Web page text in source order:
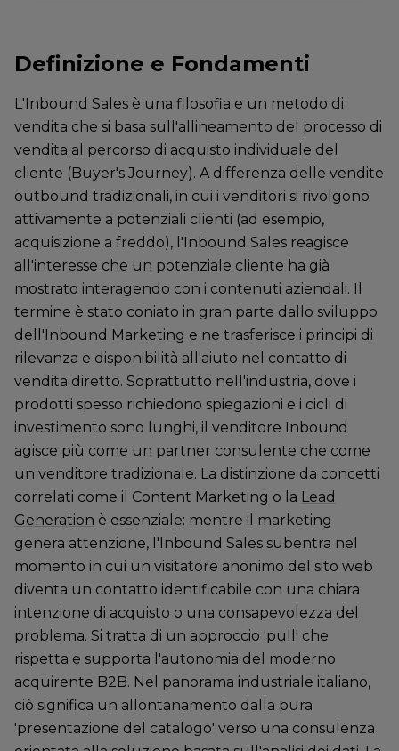
Definizione e Fondamenti
L'Inbound Sales è una filosofia e un metodo di
vendita che si basa sull'allineamento del processo di
vendita al percorso di acquisto individuale del
cliente (Buyer's Journey). A differenza delle vendite
outbound tradizionali, in cui i venditori si rivolgono
attivamente a potenziali clienti (ad esempio,
acquisizione a freddo), l'Inbound Sales reagisce
all'interesse che un potenziale cliente ha già
mostrato interagendo con i contenuti aziendali. Il
termine è stato coniato in gran parte dallo sviluppo
dell'Inbound Marketing e ne trasferisce i principi di
rilevanza e disponibilità all'aiuto nel contatto di
vendita diretto. Soprattutto nell'industria, dove i
prodotti spesso richiedono spiegazioni e i cicli di
investimento sono lunghi, il venditore Inbound
agisce più come un partner consulente che come
un venditore tradizionale. La distinzione da concetti
correlati come il Content Marketing o la Lead
Generation è essenziale: mentre il marketing
genera attenzione, l'Inbound Sales subentra nel
momento in cui un visitatore anonimo del sito web
diventa un contatto identificabile con una chiara
intenzione di acquisto o una consapevolezza del
problema. Si tratta di un approccio 'pull' che
rispetta e supporta l'autonomia del moderno
acquirente B2B. Nel panorama industriale italiano,
ciò significa un allontanamento dalla pura
'presentazione del catalogo' verso una consulenza